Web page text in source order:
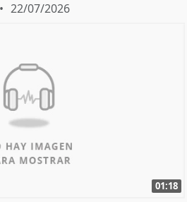
22/07/2026
01:18